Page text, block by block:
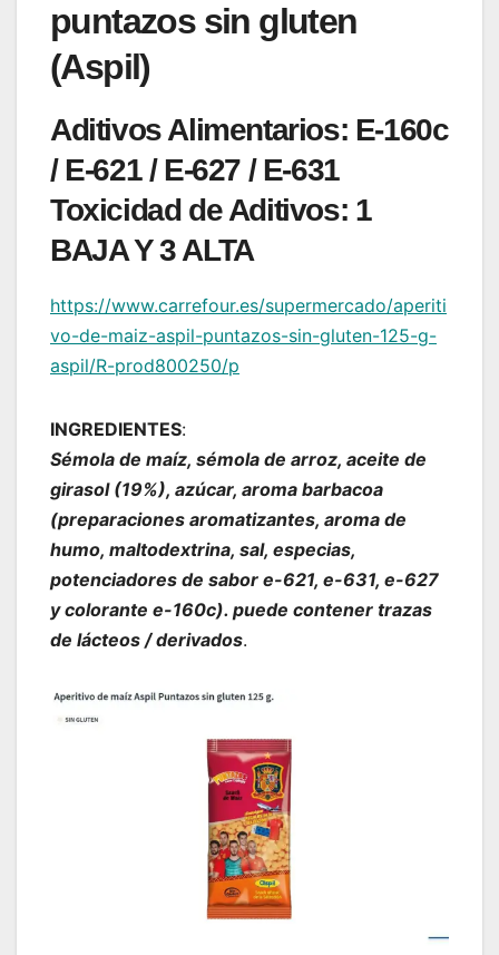
puntazos sin gluten
(Aspil)
Aditivos Alimentarios: E-160c
/ E-621 / E-627 / E-631
Toxicidad de Aditivos: 1
BAJA Y 3 ALTA
https://www.carrefour.es/supermercado/aperiti
vo-de-maiz-aspil-puntazos-sin-gluten-125-g-
aspil/R-prod800250/p
INGREDIENTES:
Sémola de maíz, sémola de arroz, aceite de
girasol (19%), azúcar, aroma barbacoa
(preparaciones aromatizantes, aroma de
humo, maltodextrina, sal, especias,
potenciadores de sabor e-621, e-631, e-627
y colorante e-160c). puede contener trazas
de lácteos / derivados.